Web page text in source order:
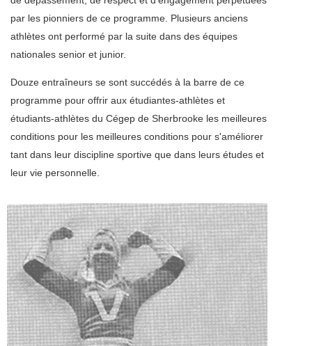
par les pionniers de ce programme. Plusieurs anciens
athlètes ont performé par la suite dans des équipes
nationales senior et junior.
Douze entraîneurs se sont succédés à la barre de ce
programme pour offrir aux étudiantes-athlètes et
étudiants-athlètes du Cégep de Sherbrooke les meilleures
conditions pour les meilleures conditions pour s'améliorer
tant dans leur discipline sportive que dans leurs études et
leur vie personnelle.